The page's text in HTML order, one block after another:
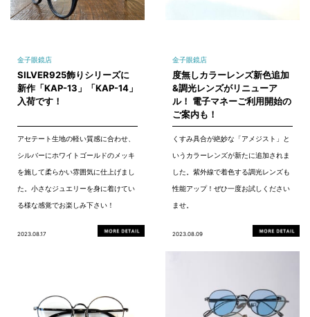
金子眼鏡店
SILVER925飾りシリーズに
新作「KAP-13」「KAP-14」
入荷です！
アセテート生地の軽い質感に合わせ、
シルバーにホワイトゴールドのメッキ
を施して柔らかい雰囲気に仕上げまし
た。小さなジュエリーを身に着けてい
る様な感覚でお楽しみ下さい！
2023.08.17
金子眼鏡店
度無しカラーレンズ新色追加
&調光レンズがリニューア
ル！ 電子マネーご利用開始の
ご案内も！
くすみ具合が絶妙な「アメジスト」と
いうカラーレンズが新たに追加されま
した。紫外線で着色する調光レンズも
性能アップ！ぜひ一度お試しください
ませ。
2023.08.09